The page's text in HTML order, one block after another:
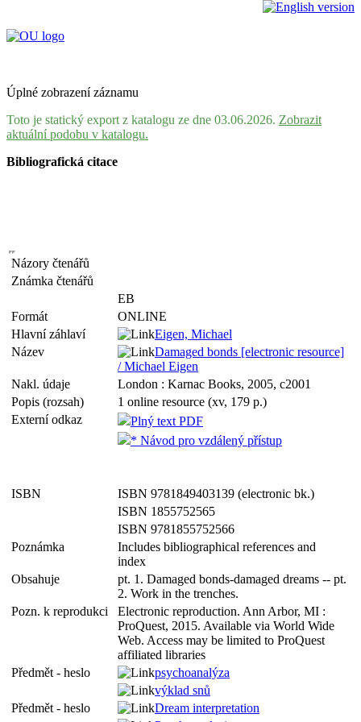
Úplné zobrazení záznamu
Toto je statický export z katalogu ze dne 03.06.2026. Zobrazit
aktuální podobu v katalogu.
Bibliografická citace
Názory čtenářů
Známka čtenářů
EB
Formát
ONLINE
Hlavní záhlaví
Eigen, Michael
Název
Damaged bonds [electronic resource]
/ Michael Eigen
Nakl. údaje
London : Karnac Books, 2005, c2001
Popis (rozsah)
1 online resource (xv, 179 p.)
Externí odkaz
Plný text PDF
* Návod pro vzdálený přístup
ISBN
ISBN 9781849403139 (electronic bk.)
ISBN 1855752565
ISBN 9781855752566
Poznámka
Includes bibliographical references and
index
Obsahuje
pt. 1. Damaged bonds-damaged dreams -- pt.
2. Work in the trenches.
Pozn. k reprodukci
Electronic reproduction. Ann Arbor, MI :
ProQuest, 2015. Available via World Wide
Web. Access may be limited to ProQuest
affiliated libraries
Předmět - heslo
psychoanalýza
výklad snů
Předmět - heslo
Dream interpretation